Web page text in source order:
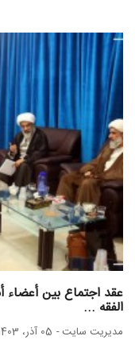
عقد اجتماع بين أعضاء
الفقه ...
مدیریت سایت- 05 آذر، 1403